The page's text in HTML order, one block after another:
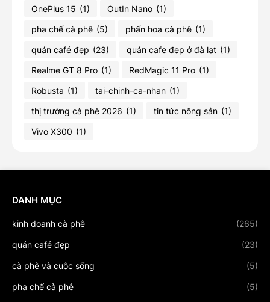
OnePlus 15 (1) OutIn Nano (1)
pha chế cà phê (5) phấn hoa cà phê (1)
quán café đẹp (23) quán cafe đẹp ở đà lạt (1)
Realme GT 8 Pro (1) RedMagic 11 Pro (1)
Robusta (1) tai-chinh-ca-nhan (1)
thị trường cà phê 2026 (1) tin tức nông sản (1)
Vivo X300 (1)
DANH MỤC
kinh doanh cà phê (265)
quán café đẹp (23)
cà phê và cuộc sống (5)
pha chế cà phê (5)